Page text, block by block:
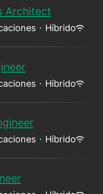
Architect
· Híbrido
· Híbrido
· Híbrido